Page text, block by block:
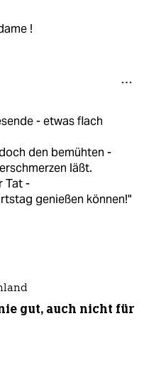
!
- etwas flach
den bemühten -
läßt.
Tat -
genießen können!"
gut, auch nicht für